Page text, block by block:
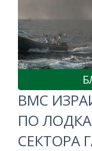
ВМС
ПО
СЕКТОРА